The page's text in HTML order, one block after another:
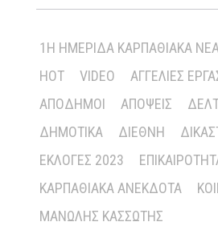
1Η ΗΜΕΡΊΔΑ ΚΑΡΠΑΘΙΑΚΆ ΝΈΑ
HOT
VIDEO ΑΓΓΕΛΊΕΣ
ΑΠΌΔΗΜΟΙ
ΑΠΌΨΕΙΣ
ΔΗΜΟΤΙΚΆ
ΔΙΕΘΝΉ
ΕΚΛΟΓΈΣ 2023
ΚΑΡΠΑΘΙΑΚΆ ΑΝΈΚΔΟΤΑ
ΜΑΝΏΛΗΣ ΚΑΣΣΏΤΗΣ